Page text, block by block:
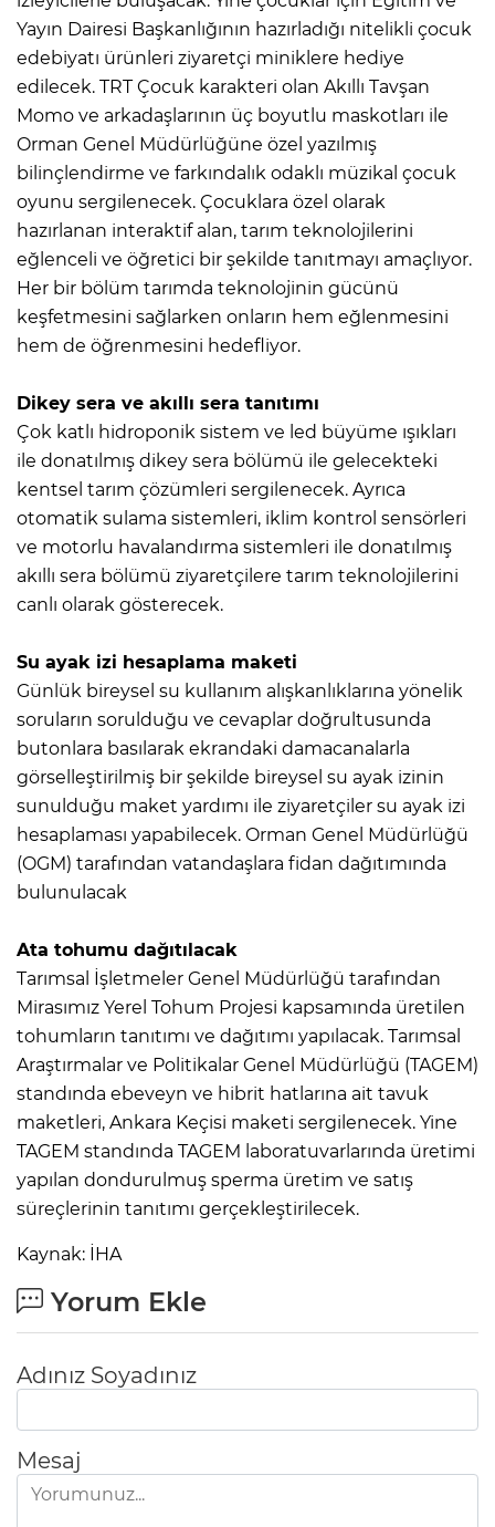
Yayın Dairesi Başkanlığının hazırladığı nitelikli çocuk
edebiyatı ürünleri ziyaretçi miniklere hediye
edilecek. TRT Çocuk karakteri olan Akıllı Tavşan
Momo ve arkadaşlarının üç boyutlu maskotları ile
Orman Genel Müdürlüğüne özel yazılmış
bilinçlendirme ve farkındalık odaklı müzikal çocuk
oyunu sergilenecek. Çocuklara özel olarak
hazırlanan interaktif alan, tarım teknolojilerini
eğlenceli ve öğretici bir şekilde tanıtmayı amaçlıyor.
Her bir bölüm tarımda teknolojinin gücünü
keşfetmesini sağlarken onların hem eğlenmesini
hem de öğrenmesini hedefliyor.
Dikey sera ve akıllı sera tanıtımı
Çok katlı hidroponik sistem ve led büyüme ışıkları
ile donatılmış dikey sera bölümü ile gelecekteki
kentsel tarım çözümleri sergilenecek. Ayrıca
otomatik sulama sistemleri, iklim kontrol sensörleri
ve motorlu havalandırma sistemleri ile donatılmış
akıllı sera bölümü ziyaretçilere tarım teknolojilerini
canlı olarak gösterecek.
Su ayak izi hesaplama maketi
Günlük bireysel su kullanım alışkanlıklarına yönelik
soruların sorulduğu ve cevaplar doğrultusunda
butonlara basılarak ekrandaki damacanalarla
görselleştirilmiş bir şekilde bireysel su ayak izinin
sunulduğu maket yardımı ile ziyaretçiler su ayak izi
hesaplaması yapabilecek. Orman Genel Müdürlüğü
(OGM) tarafından vatandaşlara fidan dağıtımında
bulunulacak
Ata tohumu dağıtılacak
Tarımsal İşletmeler Genel Müdürlüğü tarafından
Mirasımız Yerel Tohum Projesi kapsamında üretilen
tohumların tanıtımı ve dağıtımı yapılacak. Tarımsal
Araştırmalar ve Politikalar Genel Müdürlüğü (TAGEM)
standında ebeveyn ve hibrit hatlarına ait tavuk
maketleri, Ankara Keçisi maketi sergilenecek. Yine
TAGEM standında TAGEM laboratuvarlarında üretimi
yapılan dondurulmuş sperma üretim ve satış
süreçlerinin tanıtımı gerçekleştirilecek.
Kaynak: İHA
Yorum Ekle
Adınız Soyadınız
Mesaj